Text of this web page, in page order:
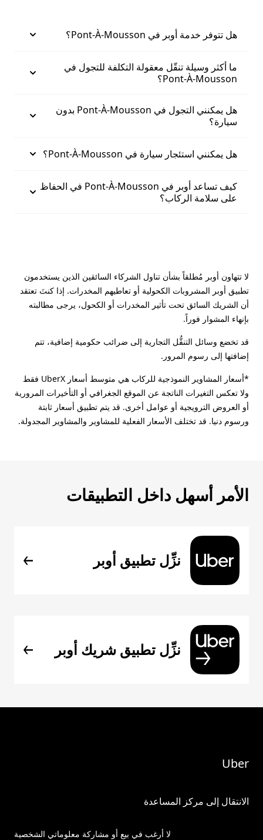
هل تتوفر خدمة أوبر في Pont-À-Mousson؟
ما أكثر وسيلة تنقّل معقولة التكلفة للتجول في
Pont-À-Mousson؟
هل يمكنني التجول في Pont-À-Mousson بدون
سيارة؟
هل يمكنني استئجار سيارة في Pont-À-Mousson؟
كيف تساعد أوبر في Pont-À-Mousson في الحفاظ
على سلامة الركاب؟
لا تتهاون أوبر مُطلقاً بشأن تناول الشركاء السائقين الذين يستخدمون
تطبيق أوبر المشروبات الكحولية أو تعاطيهم المخدرات. إذا كنتَ تعتقد
أن الشريك السائق تحت تأثير المخدرات أو الكحول، يرجى مطالبته
بإنهاء المشوار فوراً.
قد تخضع وسائل التنقُّل التجارية إلى ضرائب حكومية إضافية، تتم
إضافتها إلى رسوم المرور.
*أسعار المشاوير النموذجية للركاب هي متوسط أسعار UberX فقط
ولا تعكس التغيرات الناتجة عن الموقع الجغرافي أو التأخيرات المرورية
أو العروض الترويجية أو عوامل أخرى. قد يتم تطبيق أسعار ثابتة
ورسوم دنيا. قد تختلف الأسعار الفعلية للمشاوير والمشاوير المجدولة.
الأمر أسهل داخل التطبيقات
نزِّل تطبيق أوبر
نزِّل تطبيق شريك أوبر
Uber
الانتقال إلى مركز المساعدة
لا أرغب في بيع أو مشاركة معلوماتي الشخصية